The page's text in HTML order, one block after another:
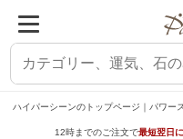
ハイパーシーンのトップページ｜パワー
12時までのご注文で最短翌日